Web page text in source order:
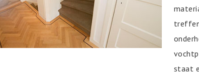
staat